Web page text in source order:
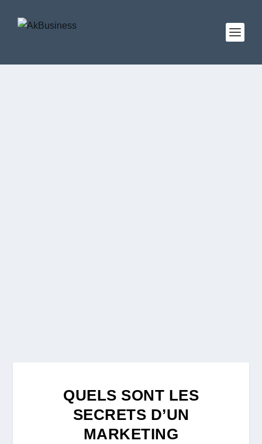
QUELS SONT LES
SECRETS D’UN
MARKETING